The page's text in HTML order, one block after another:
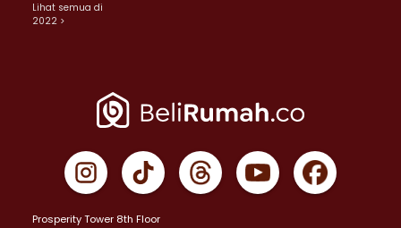
Lihat semua di
2022 >
Prosperity Tower 8th Floor